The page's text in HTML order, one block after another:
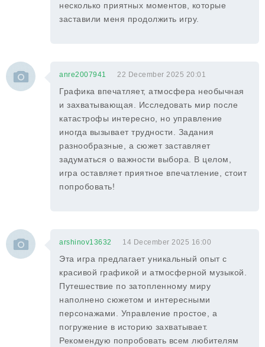
несколько приятных моментов, которые
заставили меня продолжить игру.
anre2007941 22 December 2025 20:01
Графика впечатляет, атмосфера необычная
и захватывающая. Исследовать мир после
катастрофы интересно, но управление
иногда вызывает трудности. Задания
разнообразные, а сюжет заставляет
задуматься о важности выбора. В целом,
игра оставляет приятное впечатление, стоит
попробовать!
arshinov13632 14 December 2025 16:00
Эта игра предлагает уникальный опыт с
красивой графикой и атмосферной музыкой.
Путешествие по затопленному миру
наполнено сюжетом и интересными
персонажами. Управление простое, а
погружение в историю захватывает.
Рекомендую попробовать всем любителям